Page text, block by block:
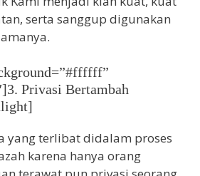
serta sanggup digunakan
Privasi Bertambah
yang terlibat didalam proses
karena hanya orang